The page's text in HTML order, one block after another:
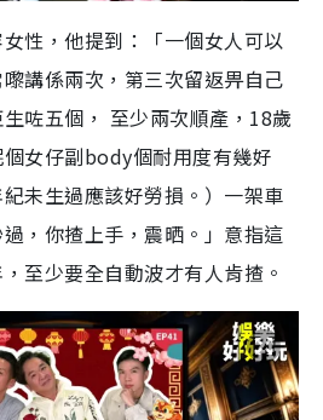
性，他提到：「一個女人可以
講係兩次，第三次留返畀自己
咗五個， 至少兩次順產，18歲
女仔副body個耐用度有幾好
未生過應該好勞損。）一架車
，你揸上手，震晒。」意指這
至少要全自動波才有人肯揸。